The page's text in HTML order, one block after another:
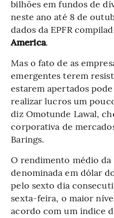
bilhões em fundos de
neste ano até 8 de
dados da EPFR
America.
Mas o fato de as
emergentes terem
estarem apertados
realizar lucros um
diz Omotunde Lawal,
corporativa de
Barings.
O rendimento médio
denominada em dólar
pelo sexto dia
sexta-feira, o maior
acordo com um índice